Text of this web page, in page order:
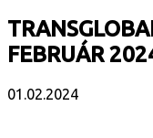
FEBRUÁR
01.02.2024